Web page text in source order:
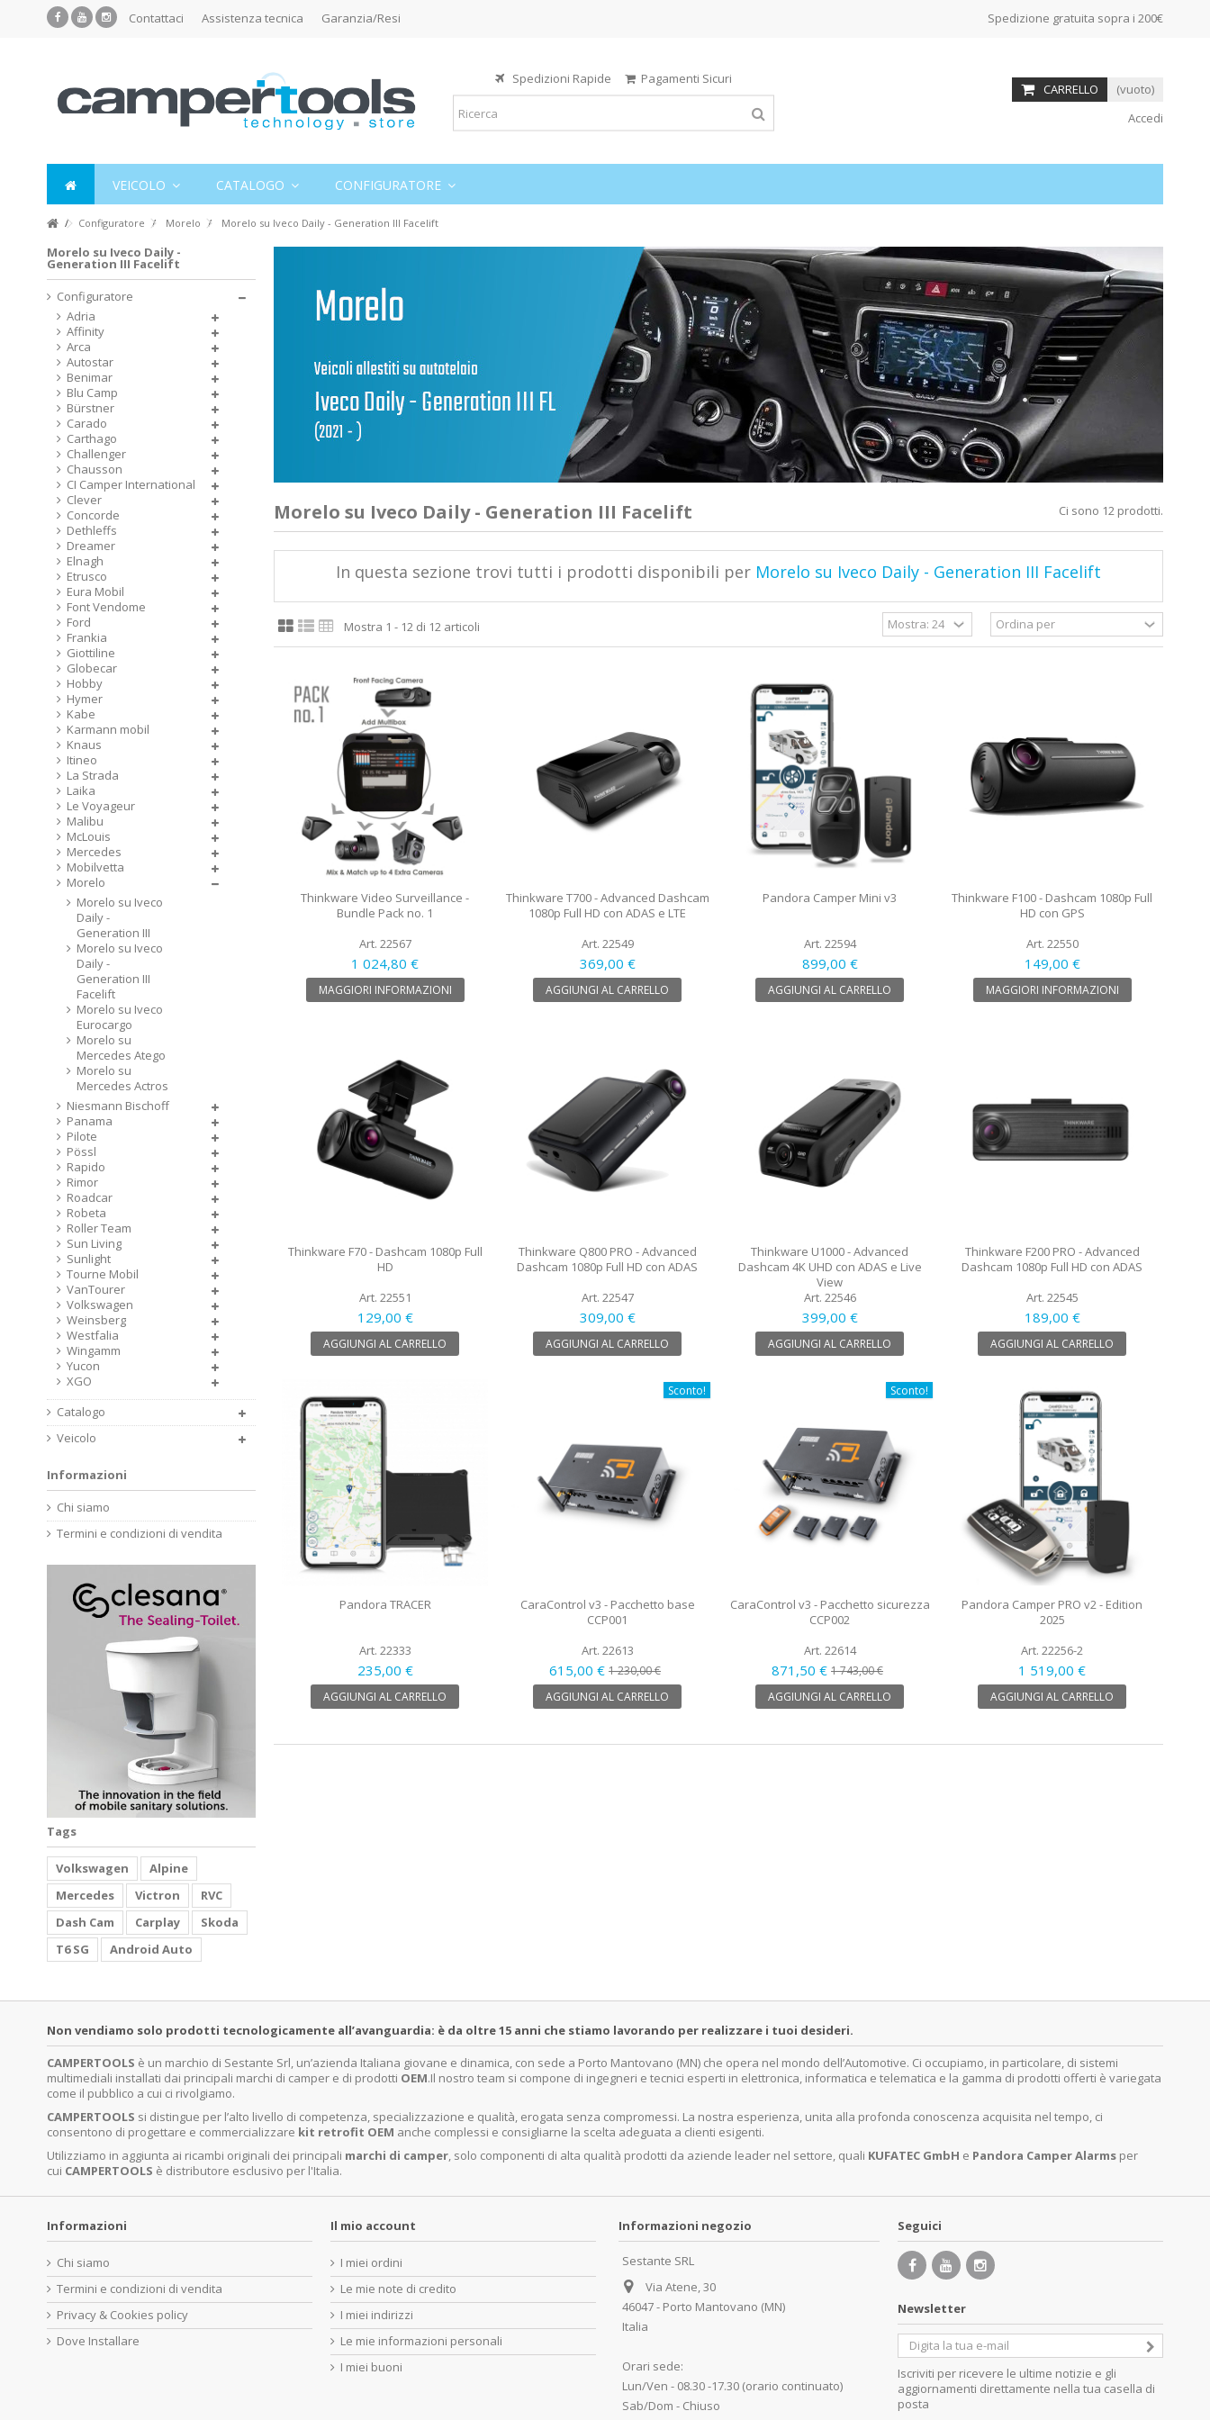
Contattaci Assistenza tecnica Garanzia/Resi Spedizione gratuita sopra i 200€
Spedizioni Rapide Pagamenti Sicuri
CARRELLO
(vuoto)
Accedi
VEICOLO CATALOGO CONFIGURATORE
Configuratore Morelo Morelo su Iveco Daily - Generation III Facelift
Morelo su Iveco Daily - Generation III Facelift Ci sono 12 prodotti.
In questa sezione trovi tutti i prodotti disponibili per Morelo su Iveco Daily - Generation III Facelift
Mostra 1 - 12 di 12 articoli
Thinkware Video Surveillance -
Bundle Pack no. 1
Art. 22567
1 024,80 €
MAGGIORI INFORMAZIONI
Thinkware T700 - Advanced Dashcam
1080p Full HD con ADAS e LTE
Art. 22549
369,00 €
AGGIUNGI AL CARRELLO
Pandora Camper Mini v3
Art. 22594
899,00 €
AGGIUNGI AL CARRELLO
Thinkware F100 - Dashcam 1080p Full
HD con GPS
Art. 22550
149,00 €
MAGGIORI INFORMAZIONI
Thinkware F70 - Dashcam 1080p Full
HD
Art. 22551
129,00 €
AGGIUNGI AL CARRELLO
Thinkware Q800 PRO - Advanced
Dashcam 1080p Full HD con ADAS
Art. 22547
309,00 €
AGGIUNGI AL CARRELLO
Thinkware U1000 - Advanced
Dashcam 4K UHD con ADAS e Live
View
Art. 22546
399,00 €
AGGIUNGI AL CARRELLO
Thinkware F200 PRO - Advanced
Dashcam 1080p Full HD con ADAS
Art. 22545
189,00 €
AGGIUNGI AL CARRELLO
Pandora TRACER
Art. 22333
235,00 €
AGGIUNGI AL CARRELLO
Sconto!
CaraControl v3 - Pacchetto base
CCP001
Art. 22613
615,00 € 1 230,00 €
AGGIUNGI AL CARRELLO
Sconto!
CaraControl v3 - Pacchetto sicurezza
CCP002
Art. 22614
871,50 € 1 743,00 €
AGGIUNGI AL CARRELLO
Pandora Camper PRO v2 - Edition
2025
Art. 22256-2
1 519,00 €
AGGIUNGI AL CARRELLO
Morelo su Iveco Daily -
Generation III Facelift
Configuratore
Adria
Affinity
Arca
Autostar
Benimar
Blu Camp
Bürstner
Carado
Carthago
Challenger
Chausson
CI Camper International
Clever
Concorde
Dethleffs
Dreamer
Elnagh
Etrusco
Eura Mobil
Font Vendome
Ford
Frankia
Giottiline
Globecar
Hobby
Hymer
Kabe
Karmann mobil
Knaus
Itineo
La Strada
Laika
Le Voyageur
Malibu
McLouis
Mercedes
Mobilvetta
Morelo
Morelo su Iveco
Daily -
Generation III
Morelo su Iveco
Daily -
Generation III
Facelift
Morelo su Iveco
Eurocargo
Morelo su
Mercedes Atego
Morelo su
Mercedes Actros
Niesmann Bischoff
Panama
Pilote
Pössl
Rapido
Rimor
Roadcar
Robeta
Roller Team
Sun Living
Sunlight
Tourne Mobil
VanTourer
Volkswagen
Weinsberg
Westfalia
Wingamm
Yucon
XGO
Catalogo
Veicolo
Informazioni
Chi siamo
Termini e condizioni di vendita
Tags
Volkswagen
Alpine
Mercedes
Victron
RVC
Dash Cam
Carplay
Skoda
T6 SG
Android Auto
Non vendiamo solo prodotti tecnologicamente all’avanguardia: è da oltre 15 anni che stiamo lavorando per realizzare i tuoi desideri.
CAMPERTOOLS è un marchio di Sestante Srl, un’azienda Italiana giovane e dinamica, con sede a Porto Mantovano (MN) che opera nel mondo dell’Automotive. Ci occupiamo, in particolare, di sistemi
multimediali installati dai principali marchi di camper e di prodotti OEM.Il nostro team si compone di ingegneri e tecnici esperti in elettronica, informatica e telematica e la gamma di prodotti offerti è variegata
come il pubblico a cui ci rivolgiamo.
CAMPERTOOLS si distingue per l’alto livello di competenza, specializzazione e qualità, erogata senza compromessi. La nostra esperienza, unita alla profonda conoscenza acquisita nel tempo, ci
consentono di progettare e commercializzare kit retrofit OEM anche complessi e consigliarne la scelta adeguata a clienti esigenti.
Utilizziamo in aggiunta ai ricambi originali dei principali marchi di camper, solo componenti di alta qualità prodotti da aziende leader nel settore, quali KUFATEC GmbH e Pandora Camper Alarms per
cui CAMPERTOOLS è distributore esclusivo per l'Italia.
Informazioni
Chi siamo
Termini e condizioni di vendita
Privacy & Cookies policy
Dove Installare
Il mio account
I miei ordini
Le mie note di credito
I miei indirizzi
Le mie informazioni personali
I miei buoni
Informazioni negozio
Sestante SRL
Via Atene, 30
46047 - Porto Mantovano (MN)
Italia
Orari sede:
Lun/Ven - 08.30 -17.30 (orario continuato)
Sab/Dom - Chiuso
Seguici
Newsletter
Iscriviti per ricevere le ultime notizie e gli
aggiornamenti direttamente nella tua casella di
posta